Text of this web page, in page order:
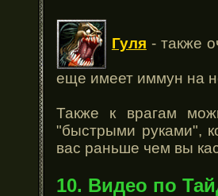
Гуля - также
еще имеет иммун на
Также к врагам
"быстрыми руками",
вас раньше чем вы
10. Видео по